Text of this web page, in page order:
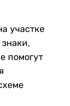
участке
помогут